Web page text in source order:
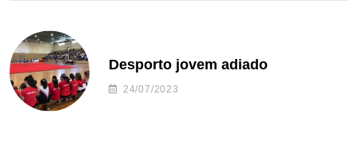
Desporto jovem adiado
24/07/2023